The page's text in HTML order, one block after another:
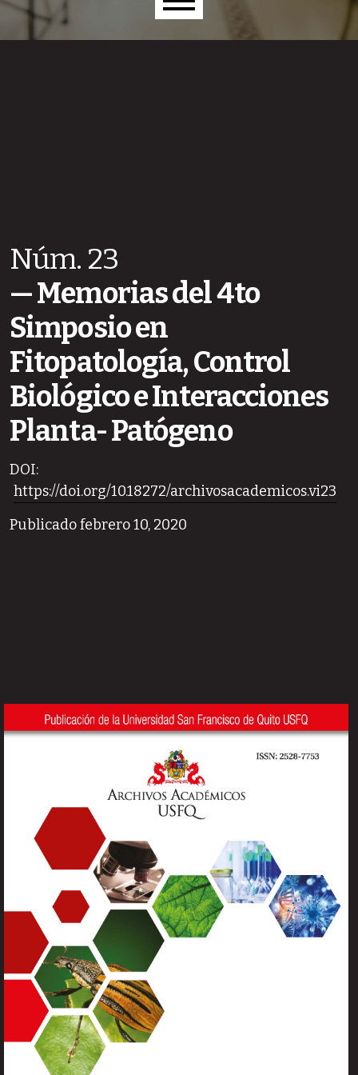
Menú principal
Núm. 23
Memorias del 4to
Simposio en
Fitopatología, Control
Biológico e Interacciones
Planta- Patógeno
DOI:
https://doi.org/10.18272/archivosacademicos.vi23
Publicado febrero 10, 2020